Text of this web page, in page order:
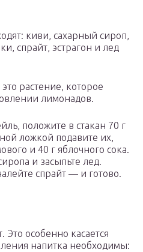
киви, сахарный сироп,
спрайт, эстрагон и лед
растение, которое
лимонадов.
положите в стакан 70 г
ложкой подавите их,
и 40 г яблочного сока.
и засыпьте лед.
спрайт — и готово.
особенно касается
напитка необходимы: